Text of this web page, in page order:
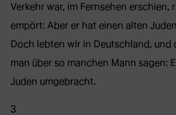
Verkehr war, im Fernsehen erschien,
empört: Aber er hat einen alten
Doch lebten wir in Deutschland, und
man über so manchen Mann sagen:
Juden umgebracht.
3